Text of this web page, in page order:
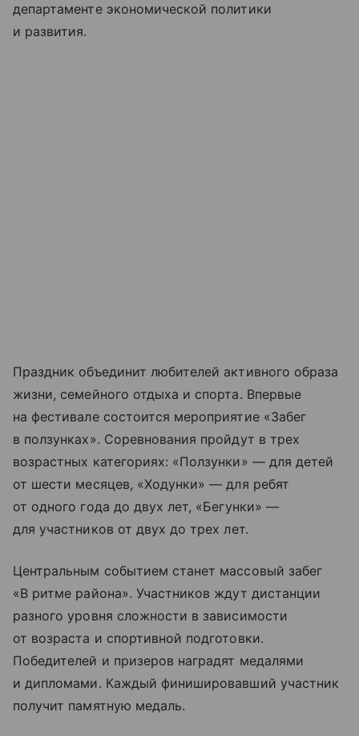
департаменте экономической политики
и развития.
Праздник объединит любителей активного образа
жизни, семейного отдыха и спорта. Впервые
на фестивале состоится мероприятие «Забег
в ползунках». Соревнования пройдут в трех
возрастных категориях: «Ползунки» — для детей
от шести месяцев, «Ходунки» — для ребят
от одного года до двух лет, «Бегунки» —
для участников от двух до трех лет.
Центральным событием станет массовый забег
«В ритме района». Участников ждут дистанции
разного уровня сложности в зависимости
от возраста и спортивной подготовки.
Победителей и призеров наградят медалями
и дипломами. Каждый финишировавший участник
получит памятную медаль.